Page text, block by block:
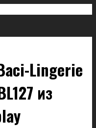
Lingerie
из